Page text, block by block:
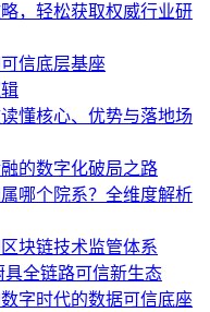
，轻松获取权威行业研
信底层基座
懂核心、优势与落地场
的数字化破局之路
哪个院系？全维度解析
块链技术监管体系
全链路可信新生态
字时代的数据可信底座